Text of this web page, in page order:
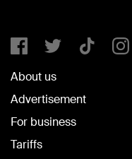
About us
Advertisement
For business
Tariffs